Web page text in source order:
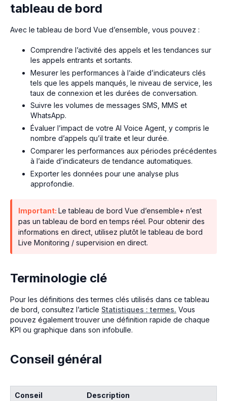
tableau de bord
Avec le tableau de bord Vue d’ensemble, vous pouvez :
Comprendre l’activité des appels et les tendances sur
les appels entrants et sortants.
Mesurer les performances à l’aide d’indicateurs clés
tels que les appels manqués, le niveau de service, les
taux de connexion et les durées de conversation.
Suivre les volumes de messages SMS, MMS et
WhatsApp.
Évaluer l’impact de votre AI Voice Agent, y compris le
nombre d’appels qu’il traite et leur durée.
Comparer les performances aux périodes précédentes
à l’aide d’indicateurs de tendance automatiques.
Exporter les données pour une analyse plus
approfondie.
Important: Le tableau de bord Vue d’ensemble+ n’est
pas un tableau de bord en temps réel. Pour obtenir des
informations en direct, utilisez plutôt le tableau de bord
Live Monitoring / supervision en direct.
Terminologie clé
Pour les définitions des termes clés utilisés dans ce tableau
de bord, consultez l’article Statistiques : termes. Vous
pouvez également trouver une définition rapide de chaque
KPI ou graphique dans son infobulle.
Conseil général
Conseil Description